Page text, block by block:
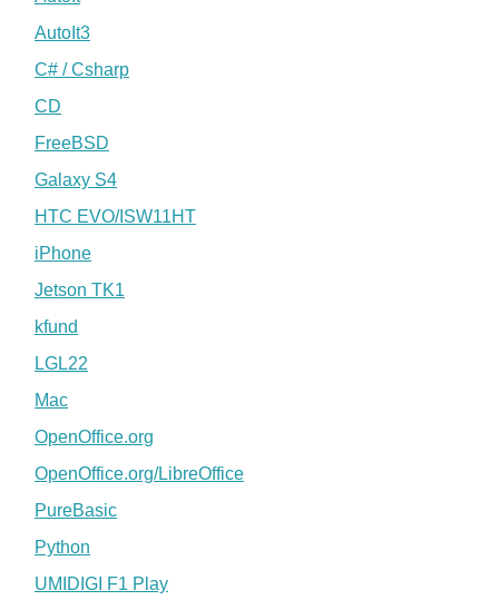
AutoIt3
C# / Csharp
CD
FreeBSD
Galaxy S4
HTC EVO/ISW11HT
iPhone
Jetson TK1
kfund
LGL22
Mac
OpenOffice.org
OpenOffice.org/LibreOffice
PureBasic
Python
UMIDIGI F1 Play